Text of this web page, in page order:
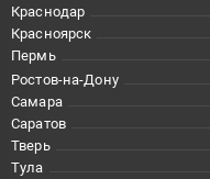
Краснодар
Красноярск
Пермь
Ростов-на-Дону
Самара
Саратов
Тверь
Тула